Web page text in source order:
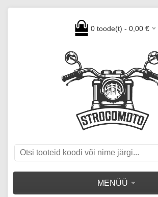
0toode(t) - 0,00€
MENÜÜ